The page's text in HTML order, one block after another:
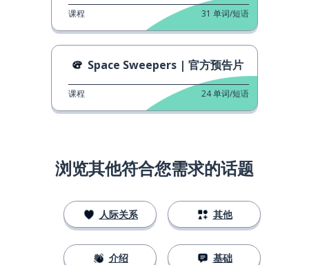
课程 31 单词/短语
Space Sweepers | 官方预告片
课程 24单词/短语
浏览其他符合您需求的话题
人际关系
介绍
其他
基础